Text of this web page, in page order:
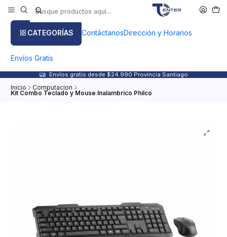
CATEGORÍAS ContáctanosDirección y Horarios
Envíos Gratis
Envíos gratis desde $24.990 Provincia Santiago
Inicio Computacion
Kit Combo Teclado y Mouse Inalambrico Philco